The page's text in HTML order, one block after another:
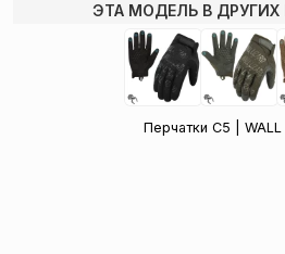
ЭТА МОДЕЛЬ В ДРУГИХ
Перчатки C5 | WALL